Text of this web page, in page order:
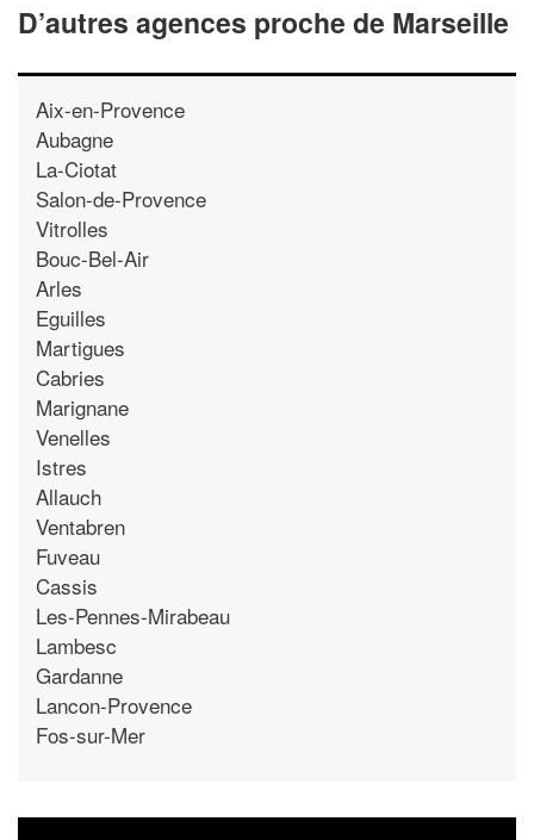
D’autres agences proche de Marseille
Aix-en-Provence
Aubagne
La-Ciotat
Salon-de-Provence
Vitrolles
Bouc-Bel-Air
Arles
Eguilles
Martigues
Cabries
Marignane
Venelles
Istres
Allauch
Ventabren
Fuveau
Cassis
Les-Pennes-Mirabeau
Lambesc
Gardanne
Lancon-Provence
Fos-sur-Mer